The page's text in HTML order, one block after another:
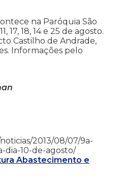
na Paróquia São
17, 18, 14 e 25 de agosto.
Castilho de Andrade,
Informações pelo
2013/08/07/9a-
dia-10-de-agosto/
Abastecimento e